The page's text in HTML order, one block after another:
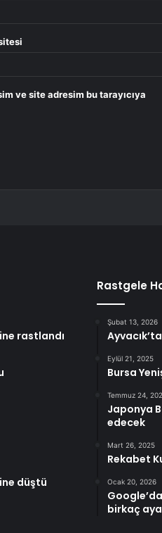
ve site adresim bu tarayıcıya
rastlandı
düştü
Rastgele
Şubat 13, 2026
Eylül 21, 2025
Bursa
Temmuz 24,
Japonya
edecek
Mart 26, 2025
Rekabet
Ocak 20, 2026
birkaç